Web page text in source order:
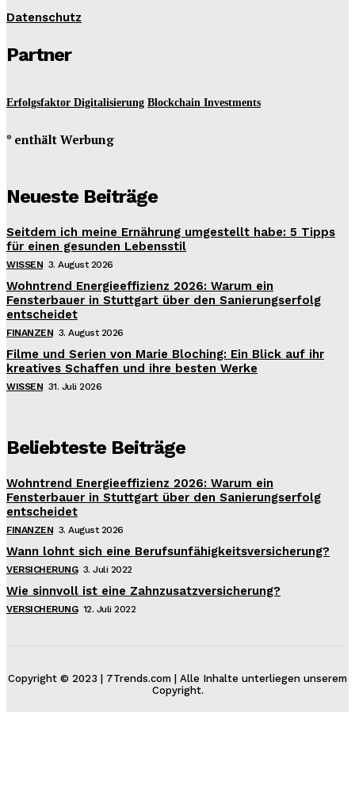
Datenschutz
Partner
Erfolgsfaktor Digitalisierung Blockchain Investments
* enthält Werbung
Neueste Beiträge
Seitdem ich meine Ernährung umgestellt habe: 5 Tipps
für einen gesunden Lebensstil
WISSEN 3. August 2026
Wohntrend Energieeffizienz 2026: Warum ein
Fensterbauer in Stuttgart über den Sanierungserfolg
entscheidet
FINANZEN 3. August 2026
Filme und Serien von Marie Bloching: Ein Blick auf ihr
kreatives Schaffen und ihre besten Werke
WISSEN 31. Juli 2026
Beliebteste Beiträge
Wohntrend Energieeffizienz 2026: Warum ein
Fensterbauer in Stuttgart über den Sanierungserfolg
entscheidet
FINANZEN 3. August 2026
Wann lohnt sich eine Berufsunfähigkeitsversicherung?
VERSICHERUNG 3. Juli 2022
Wie sinnvoll ist eine Zahnzusatzversicherung?
VERSICHERUNG 12. Juli 2022
Copyright © 2023 | 7Trends.com | Alle Inhalte unterliegen unserem
Copyright.